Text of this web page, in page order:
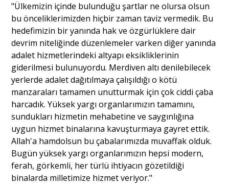
"Ülkemizin içinde bulunduğu şartlar ne olursa olsun
bu önceliklerimizden hiçbir zaman taviz vermedik. Bu
hedefimizin bir yanında hak ve özgürlüklere dair
devrim niteliğinde düzenlemeler varken diğer yanında
adalet hizmetlerindeki altyapı eksikliklerinin
giderilmesi bulunuyordu. Merdiven altı denilebilecek
yerlerde adalet dağıtılmaya çalışıldığı o kötü
manzaraları tamamen unutturmak için çok ciddi çaba
harcadık. Yüksek yargı organlarımızın tamamını,
sundukları hizmetin mehabetine ve saygınlığına
uygun hizmet binalarına kavuşturmaya gayret ettik.
Allah'a hamdolsun bu çabalarımızda muvaffak olduk.
Bugün yüksek yargı organlarımızın hepsi modern,
ferah, görkemli, her türlü ihtiyacın gözetildiği
binalarda milletimize hizmet veriyor."